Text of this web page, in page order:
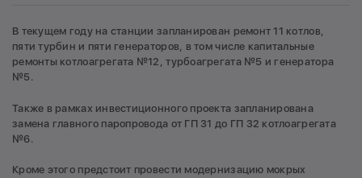
В текущем году на станции запланирован ремонт 11 котлов,
пяти турбин и пяти генераторов, в том числе капитальные
ремонты котлоагрегата №12, турбоагрегата №5 и генератора
№5.
Также в рамках инвестиционного проекта запланирована
замена главного паропровода от ГП 31 до ГП 32 котлоагрегата
№6.
Кроме этого предстоит провести модернизацию мокрых